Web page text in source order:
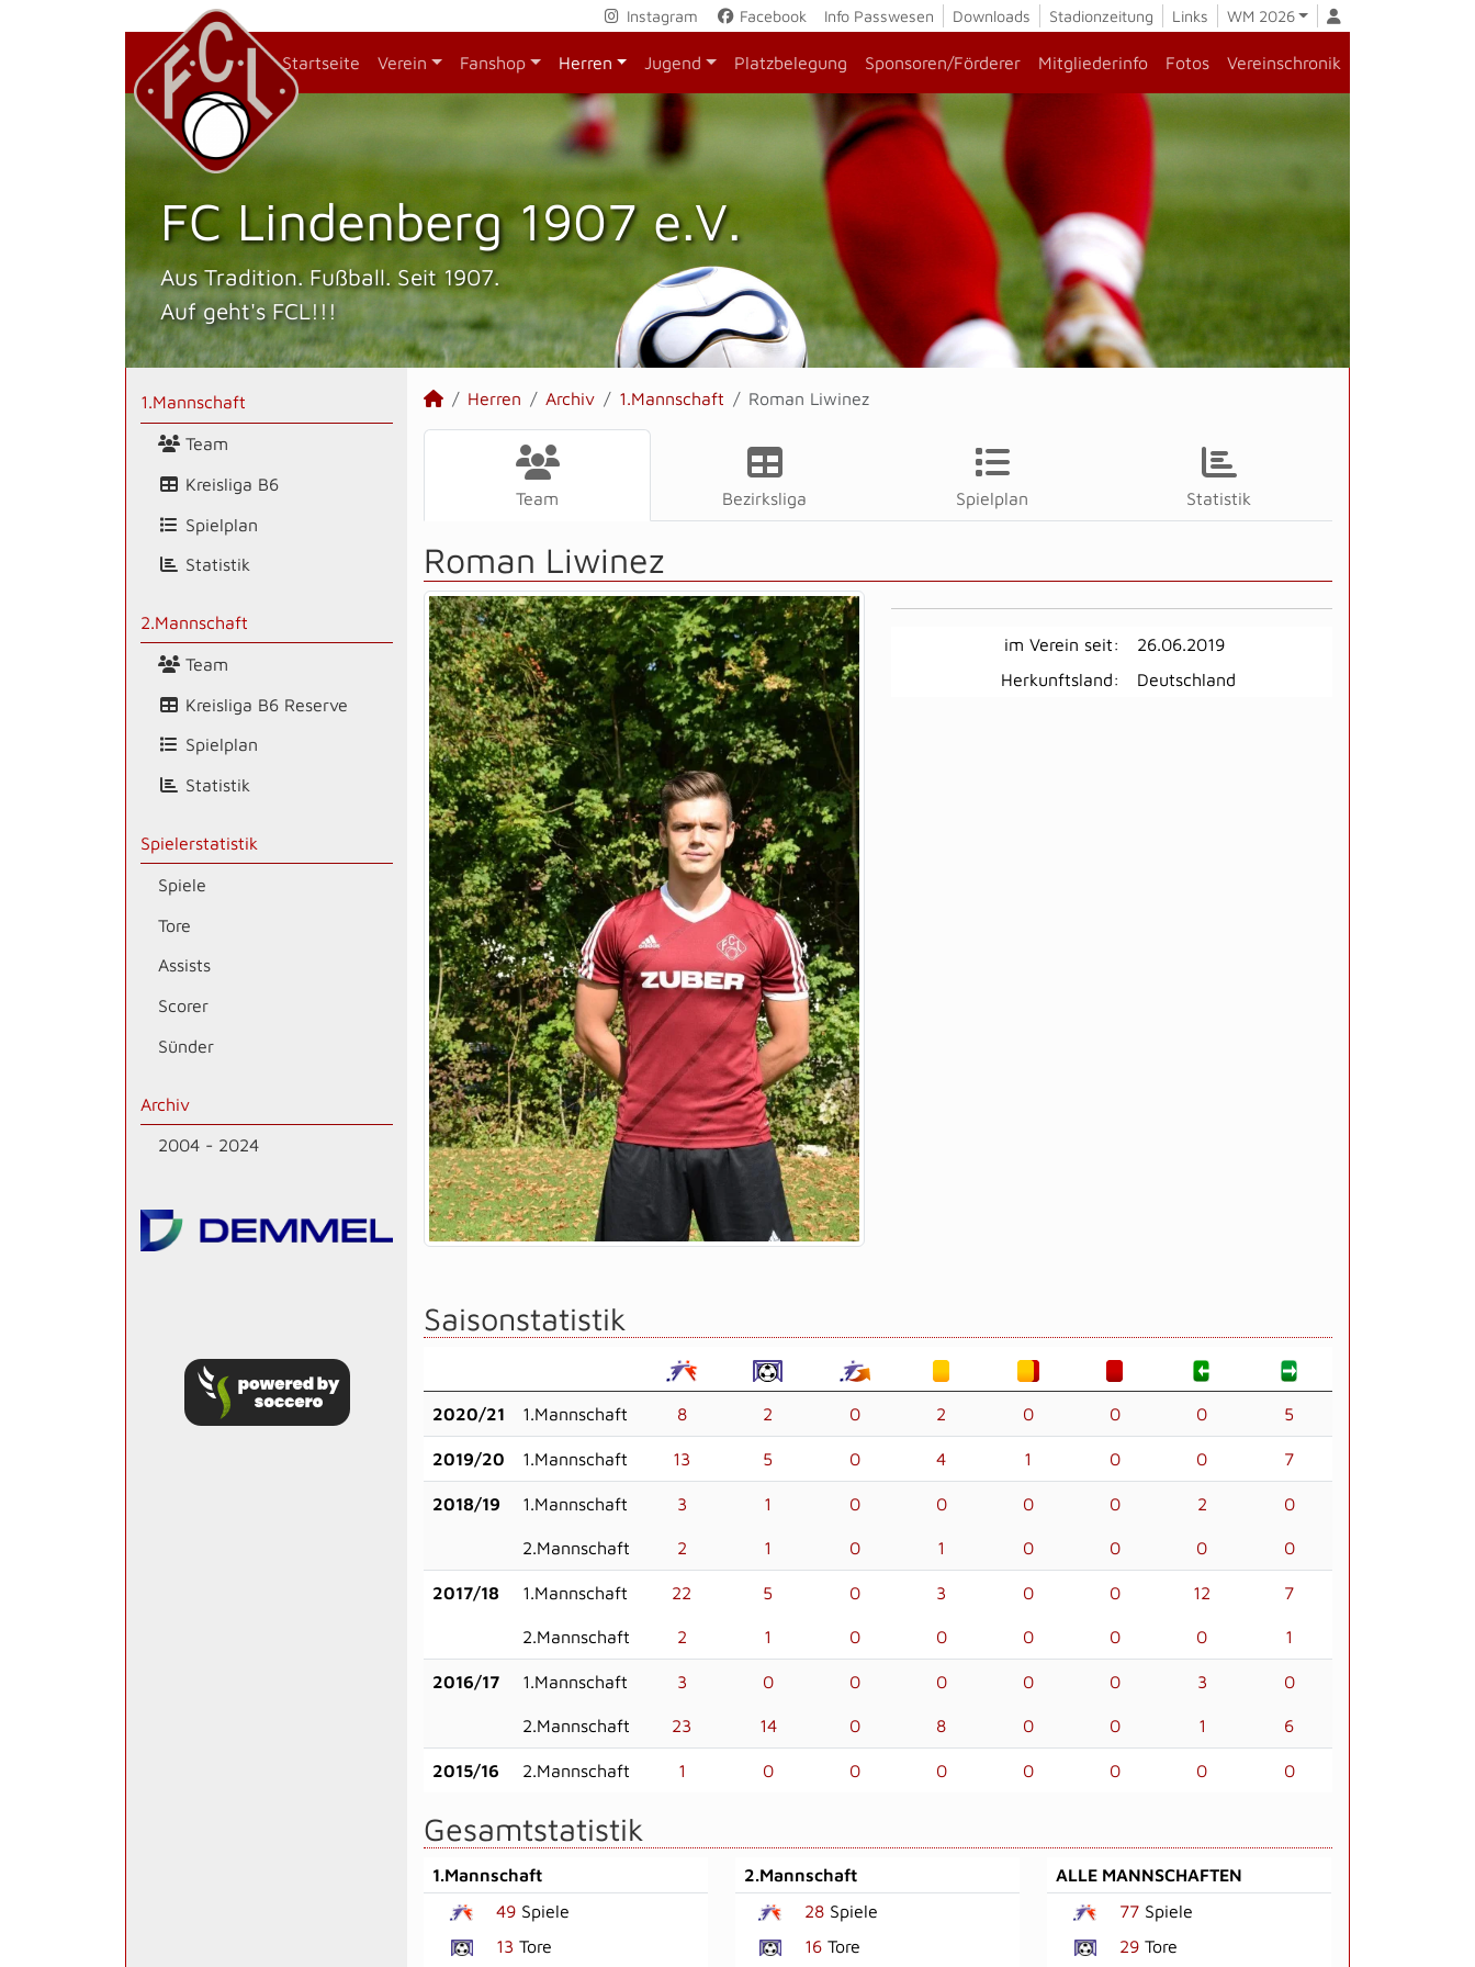
Instagram Facebook Info Passwesen Downloads Stadionzeitung Links WM 2026
Startseite Verein Fanshop Herren Jugend Platzbelegung Sponsoren/Förderer Mitgliederinfo Fotos Vereinschronik
FC Lindenberg 1907 e.V.
Aus Tradition. Fußball. Seit 1907.
Auf geht's FCL!!!
1.Mannschaft
Team
Kreisliga B6
Spielplan
Statistik
2.Mannschaft
Team
Kreisliga B6 Reserve
Spielplan
Statistik
Spielerstatistik
Spiele
Tore
Assists
Scorer
Sünder
Archiv
2004 - 2024
Herren Archiv 1.Mannschaft Roman Liwinez
Team Bezirksliga Spielplan Statistik
Roman Liwinez
im Verein seit:
26.06.2019
Herkunftsland:
Deutschland
Saisonstatistik
2020/21 1.Mannschaft 8 2 0 2 0 0 0 5
2019/20 1.Mannschaft 13 5 0 4 1 0 0 7
2018/19 1.Mannschaft 3 1 0 0 0 0 2 0
2.Mannschaft 2 1 0 1 0 0 0 0
2017/18 1.Mannschaft 22 5 0 3 0 0 12 7
2.Mannschaft 2 1 0 0 0 0 0 1
2016/17 1.Mannschaft 3 0 0 0 0 0 3 0
2.Mannschaft 23 14 0 8 0 0 1 6
2015/16 2.Mannschaft 1 0 0 0 0 0 0 0
Gesamtstatistik
1.Mannschaft
49 Spiele
13 Tore
2.Mannschaft
28Spiele
16Tore
ALLE MANNSCHAFTEN
77Spiele
29Tore